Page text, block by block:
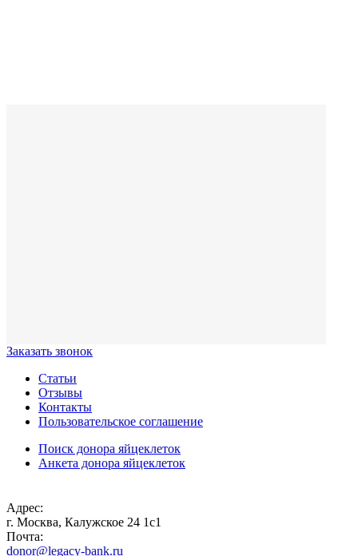
Заказать звонок
Статьи
Отзывы
Контакты
Пользовательское соглашение
Поиск донора яйцеклеток
Анкета донора яйцеклеток
Адрес:
г. Москва, Калужское 24 1с1
Почта:
donor@legacy-bank.ru